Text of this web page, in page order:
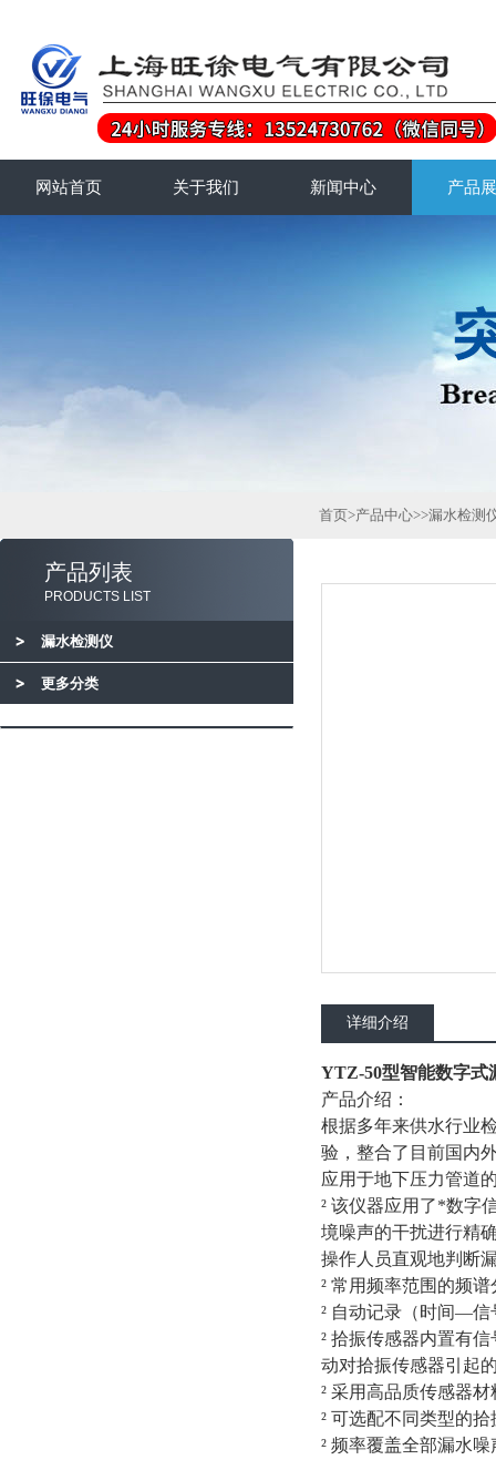
网站首页 关于我们 新闻中心 产品
产品列表
PRODUCTS LIST
漏水检测仪
更多分类
首页>产品中心>>漏水检测
详细介绍
YTZ-50型智能数字式
产品介绍：
根据多年来供水行业
验，整合了目前国内
应用于地下压力管道
² 该仪器应用了*数字
境噪声的干扰进行精
操作人员直观地判断
² 常用频率范围的频
² 自动记录（时间—信
² 拾振传感器内置有
动对拾振传感器引起
² 采用高品质传感器
² 可选配不同类型的
² 频率覆盖全部漏水